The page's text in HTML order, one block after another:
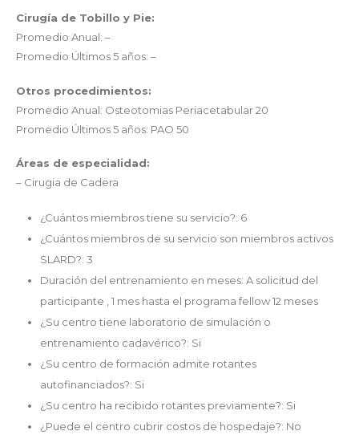
Cirugía de Tobillo y Pie:
Promedio Anual: –
Promedio Últimos 5 años: –
Otros procedimientos:
Promedio Anual: Osteotomias Periacetabular 20
Promedio Últimos 5 años: PAO 50
Áreas de especialidad:
– Cirugia de Cadera
¿Cuántos miembros tiene su servicio?: 6
¿Cuántos miembros de su servicio son miembros activos
SLARD?: 3
Duración del entrenamiento en meses: A solicitud del
participante , 1 mes hasta el programa fellow 12 meses
¿Su centro tiene laboratorio de simulación o
entrenamiento cadavérico?: Si
¿Su centro de formación admite rotantes
autofinanciados?: Si
¿Su centro ha recibido rotantes previamente?: Si
¿Puede el centro cubrir costos de hospedaje?: No